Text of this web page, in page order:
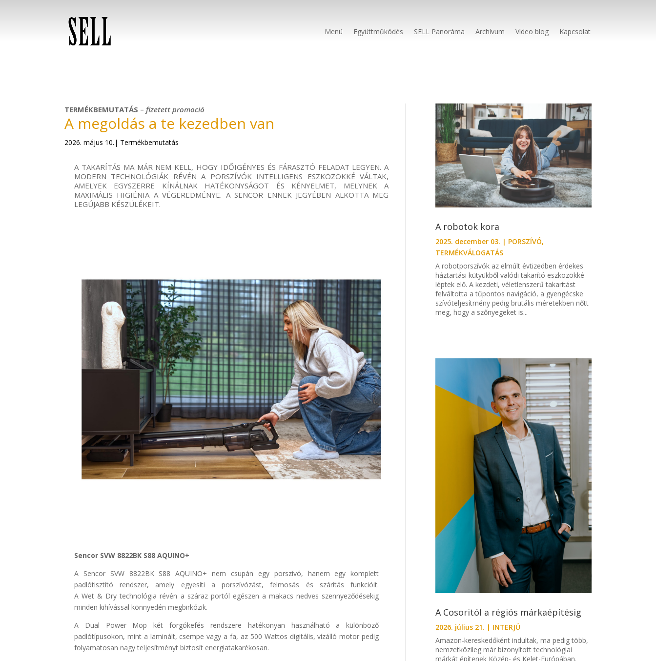
Menü Együttműködés SELL Panoráma Archívum Video blog Kapcsolat
TERMÉKBEMUTATÁS – fizetett promoció
A megoldás a te kezedben van
2026. május 10.| Termékbemutatás
A TAKARÍTÁS MA MÁR NEM KELL, HOGY IDŐIGÉNYES ÉS FÁRASZTÓ FELADAT LEGYEN. A
MODERN TECHNOLÓGIÁK RÉVÉN A PORSZÍVÓK INTELLIGENS ESZKÖZÖKKÉ VÁLTAK,
AMELYEK EGYSZERRE KÍNÁLNAK HATÉKONYSÁGOT ÉS KÉNYELMET, MELYNEK A
MAXIMÁLIS HIGIÉNIA A VÉGEREDMÉNYE. ASENCOR ENNEK JEGYÉBEN ALKOTTA MEG
LEGÚJABB KÉSZÜLÉKEIT.
Sencor SVW 8822BK S88 AQUINO+
A Sencor SVW 8822BK S88 AQUINO+ nem csupán egy porszívó, hanem egy komplett
padlótisztító rendszer, amely egyesíti a porszívózást, felmosás és szárítás funkcióit.
A Wet & Dry technológia révén a száraz portól egészen a makacs nedves szennyeződésekig
minden kihívással könnyedén megbirkózik.
A Dual Power Mop két forgókefés rendszere hatékonyan használható a különböző
padlótípusokon, mint a laminált, csempe vagy a fa, az 500 Wattos digitális, vízálló motor pedig
folyamatosan nagy teljesítményt biztosít energiatakarékosan.
A robotok kora
2025. december 03. | PORSZÍVÓ,
TERMÉKVÁLOGATÁS
A robotporszívók az elmúlt évtizedben érdekes
háztartási kütyükből valódi takarító eszközökké
léptek elő. A kezdeti, véletlenszerű takarítást
felváltotta a tűpontos navigáció, a gyengécske
szívóteljesítmény pedig brutális méretekben nőtt
meg, hogy a szőnyegeket is...
A Cosoritól a régiós márkaépítésig
2026. július 21. | INTERJÚ
Amazon-kereskedőként indultak, ma pedig több,
nemzetközileg már bizonyított technológiai
márkát építenek Közép- és Kelet-Európában.